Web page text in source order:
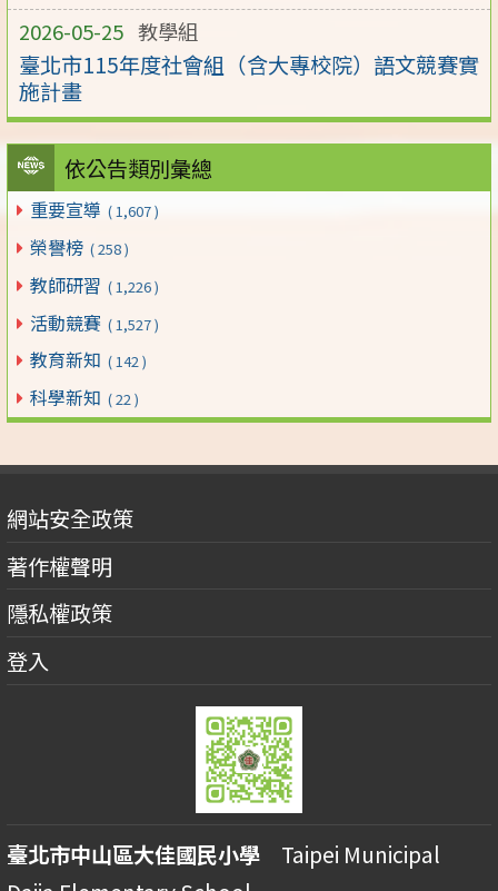
2026-05-25 教學組
臺北市115年度社會組（含大專校院）語文競賽實
施計畫
依公告類別彙總
重要宣導 ( 1,607 )
榮譽榜 ( 258 )
教師研習 ( 1,226 )
活動競賽 ( 1,527 )
教育新知 ( 142 )
科學新知 ( 22 )
網站安全政策
著作權聲明
隱私權政策
登入
臺北市中山區大佳國民小學 Taipei Municipal